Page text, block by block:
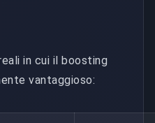
in cui il boosting
vantaggioso: